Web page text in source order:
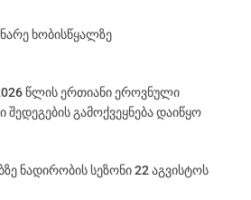
ხობისწყალზე
წლის ერთიანი ეროვნული
გამოქვეყნება დაიწყო
ნადირობის სეზონი 22 აგვისტოს